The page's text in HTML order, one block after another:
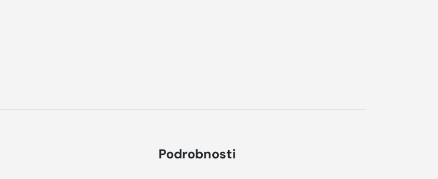
Podrobnosti